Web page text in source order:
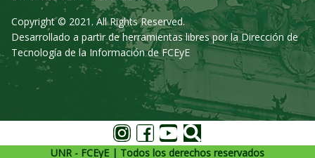
Copyright © 2021. All Rights Reserved.
Desarrollado a partir de herramientas libres por la Dirección de
Tecnología de la Información de FCEyE
UNR - FCEyE | Todos los derechos reservados